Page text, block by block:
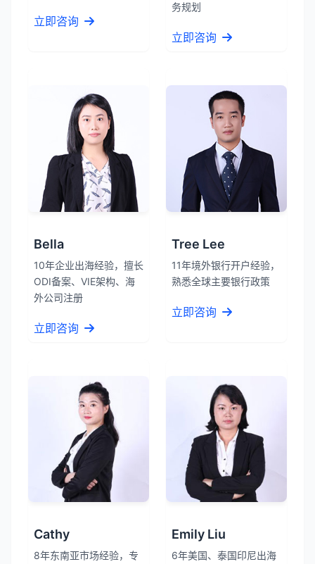
立即咨询
务规划
立即咨询
Bella
10年企业出海经验，擅长
ODI备案、VIE架构、海
外公司注册
立即咨询
Tree Lee
11年境外银行开户经验，
熟悉全球主要银行政策
立即咨询
Cathy
8年东南亚市场经验，专
Emily Liu
6年美国、泰国印尼出海